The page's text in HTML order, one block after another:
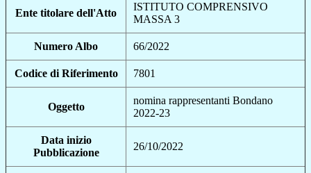
Ente titolare dell'Atto
ISTITUTO COMPRENSIVO
MASSA 3
Numero Albo 66/2022
Codice di Riferimento 7801
Oggetto
nomina rappresentanti Bondano
2022-23
Data inizio
Pubblicazione
26/10/2022